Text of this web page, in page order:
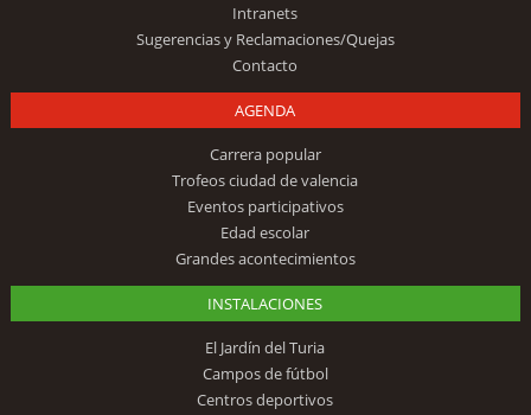
Intranets
Sugerencias y Reclamaciones/Quejas
Contacto
AGENDA
Carrera popular
Trofeos ciudad de valencia
Eventos participativos
Edad escolar
Grandes acontecimientos
INSTALACIONES
El Jardín del Turia
Campos de fútbol
Centros deportivos